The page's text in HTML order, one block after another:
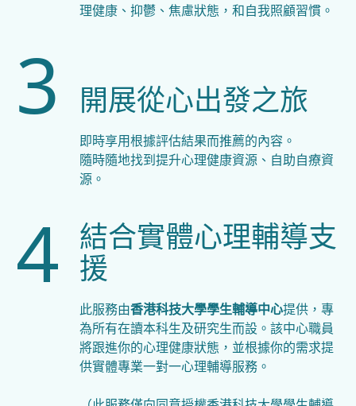
理健康、抑鬱、焦慮狀態，和自我照顧習慣。
3 開展從心出發之旅
即時享用根據評估結果而推薦的內容。
隨時隨地找到提升心理健康資源、自助自療資
源。
4 結合實體心理輔導支
援
此服務由香港科技大學學生輔導中心提供，專
為所有在讀本科生及研究生而設。該中心職員
將跟進你的心理健康狀態，並根據你的需求提
供實體專業一對一心理輔導服務。